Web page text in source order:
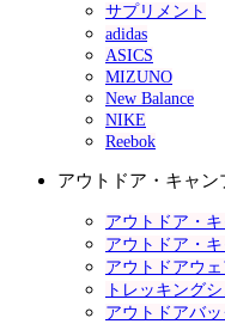
サプリメント
adidas
ASICS
MIZUNO
New Balance
NIKE
Reebok
アウトドア・キャ
アウトドア・
アウトドア・
アウトドアウェ
トレッキング
アウトドアバ